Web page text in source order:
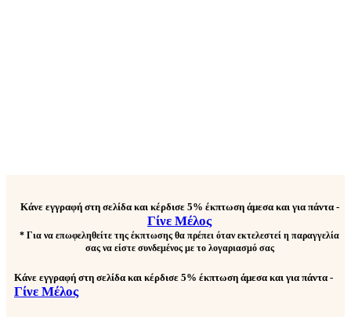
Κάνε εγγραφή στη σελίδα και κέρδισε 5% έκπτωση άμεσα και για πάντα-
Γίνε Μέλος
* Για να επωφεληθείτε της έκπτωσης θα πρέπει όταν εκτελεστεί η παραγγελία
σας να είστε συνδεμένος με το λογαριασμό σας
Κάνε εγγραφή στη σελίδα και κέρδισε 5% έκπτωση άμεσα και για πάντα -
Γίνε Μέλος